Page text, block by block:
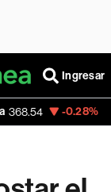
Ingresar
MercadoLibre